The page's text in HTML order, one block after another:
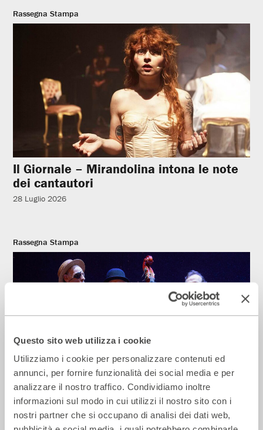
Questo sito web utilizza i cookie
Utilizziamo i cookie per personalizzare contenuti ed
annunci, per fornire funzionalità dei social media e per
analizzare il nostro traffico. Condividiamo inoltre
informazioni sul modo in cui utilizzi il nostro sito con i
nostri partner che si occupano di analisi dei dati web,
Rassegna Stampa
Il Giornale – Mirandolina intona le note
dei cantautori
28 Luglio 2026
Rassegna Stampa
La Repubblica – In scena gli eroi di
strada secondo Raffaele Viviani
14 Luglio 2026